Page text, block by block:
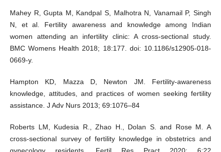
Mahey R, Gupta M, Kandpal S, Malhotra N, Vanamail P, Singh
N, et al. Fertility awareness and knowledge among Indian
women attending an infertility clinic: A cross‐sectional study.
BMC Womens Health 2018; 18:177. doi: 10.1186/s12905‐018‐
0669‐y.
Hampton KD, Mazza D, Newton JM. Fertility‐awareness
knowledge, attitudes, and practices of women seeking fertility
assistance. J Adv Nurs 2013; 69:1076–84
Roberts LM, Kudesia R., Zhao H., Dolan S. and Rose M. A
cross-sectional survey of fertility knowledge in obstetrics and
gynecology residents. Fertil Res Pract 2020; 6:22